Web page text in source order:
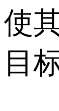
使
目